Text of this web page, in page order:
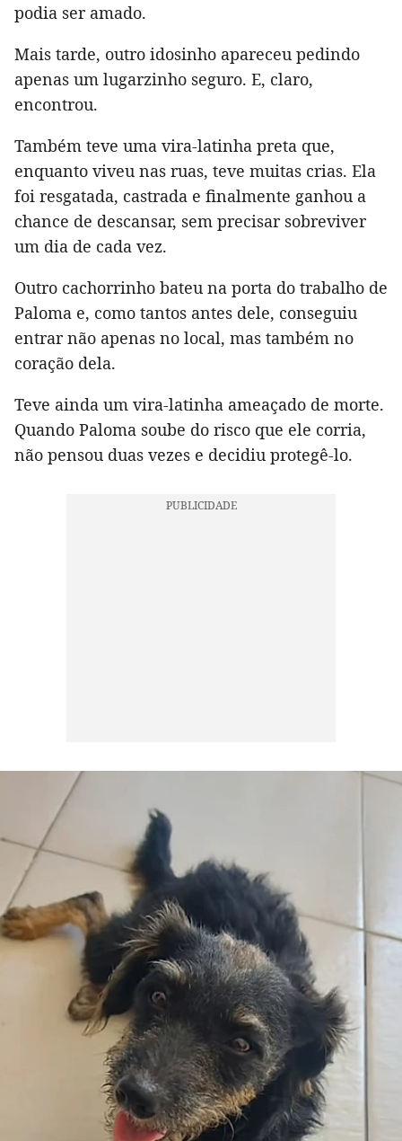
podia ser amado.
Mais tarde, outro idosinho apareceu pedindo
apenas um lugarzinho seguro. E, claro,
encontrou.
Também teve uma vira-latinha preta que,
enquanto viveu nas ruas, teve muitas crias. Ela
foi resgatada, castrada e finalmente ganhou a
chance de descansar, sem precisar sobreviver
um dia de cada vez.
Outro cachorrinho bateu na porta do trabalho de
Paloma e, como tantos antes dele, conseguiu
entrar não apenas no local, mas também no
coração dela.
Teve ainda um vira-latinha ameaçado de morte.
Quando Paloma soube do risco que ele corria,
não pensou duas vezes e decidiu protegê-lo.